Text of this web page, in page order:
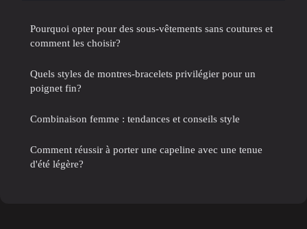
Pourquoi opter pour des sous-vêtements sans coutures et
comment les choisir?
Quels styles de montres-bracelets privilégier pour un
poignet fin?
Combinaison femme : tendances et conseils style
Comment réussir à porter une capeline avec une tenue
d'été légère?